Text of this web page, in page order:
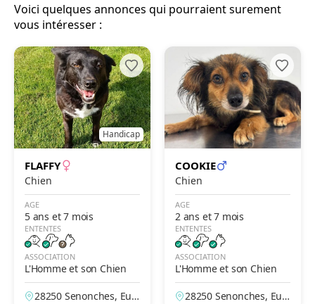
Voici quelques annonces qui pourraient surement
vous intéresser :
Handicap
FLAFFY
Chien
AGE
5 ans et 7 mois
ENTENTES
ASSOCIATION
L'Homme et son Chien
28250 Senonches, Eur
COOKIE
Chien
AGE
2 ans et 7 mois
ENTENTES
ASSOCIATION
L'Homme et son Chien
28250 Senonches, Eur